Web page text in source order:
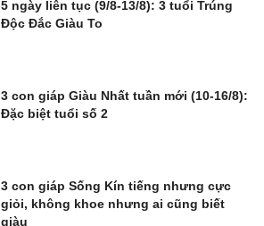
5 ngày liên tục (9/8-13/8): 3 tuổi Trúng
Độc Đắc Giàu To
3 con giáp Giàu Nhất tuần mới (10-16/8):
Đặc biệt tuổi số 2
3 con giáp Sống Kín tiếng nhưng cực
giỏi, không khoe nhưng ai cũng biết
giàu